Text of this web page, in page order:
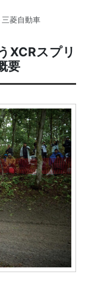
菱自動車
XCRスプリ
要